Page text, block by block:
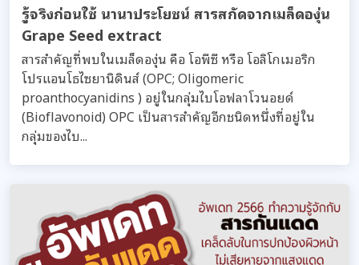
รู้จริงก่อนใช้ นานาประโยชน์ สารสกัดจากเมล็ดองุ่น
Grape Seed extract
สารสำคัญที่พบในเมล็ดองุ่น คือ โอพีซี หรือ โอลิโกเมอริก
โปรแอนโธไซยานิดินส์ (OPC; Oligomeric
proanthocyanidins ) อยู่ในกลุ่มไบโอฟลาโวนอยด์
(Bioflavonoid) OPC เป็นสารสำคัญอีกชนิดหนึ่งที่อยู่ใน
กลุ่มของไบ...